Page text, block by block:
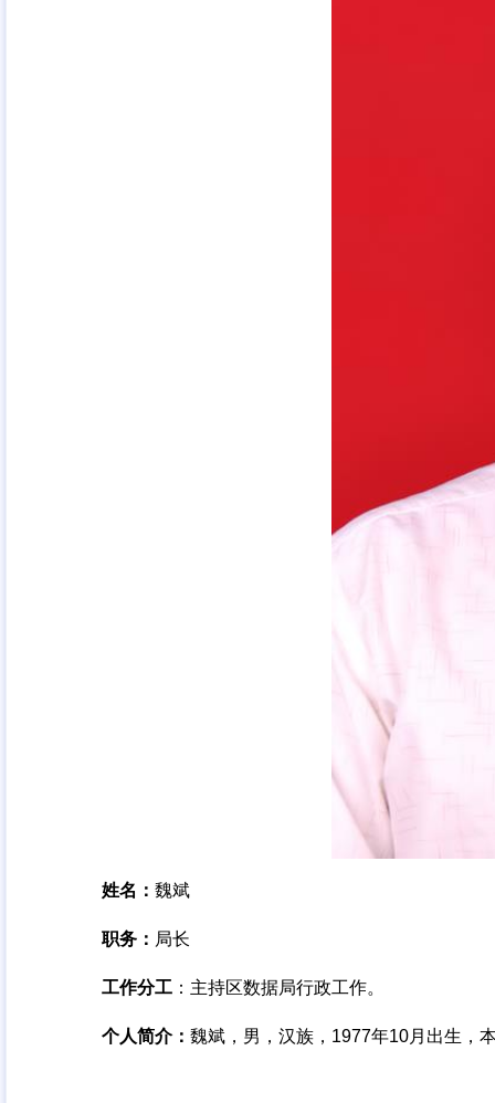
姓名： 魏斌
职务： 局长
工作分工 ： 主持区数据局行政工作。
个人简介： 魏斌 ， 男，汉族 ， 1977年10月出生，